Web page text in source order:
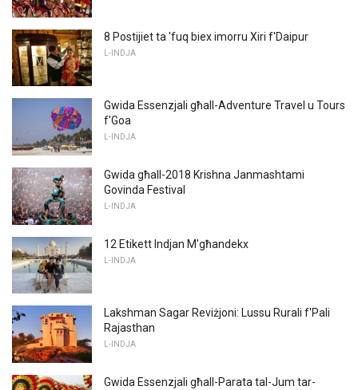
8 Postijiet ta 'fuq biex imorru Xiri f'Daipur
L-INDJA
Gwida Essenzjali għall-Adventure Travel u Tours
f'Goa
L-INDJA
Gwida għall-2018 Krishna Janmashtami
Govinda Festival
L-INDJA
12 Etikett Indjan M'għandekx
L-INDJA
Lakshman Sagar Reviżjoni: Lussu Rurali f'Pali
Rajasthan
L-INDJA
Gwida Essenzjali għall-Parata tal-Jum tar-